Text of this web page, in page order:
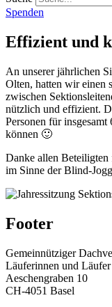
Spenden
Effizient und
An unserer jährlichen
Olten, hatten wir einen
zwischen
nützlich und effizient.
Personen für
können 🙂
Danke allen Beteiligten
im Sinne der Blind-
Footer
Gemeinnütziger
Läuferinnen und Läufer
Aeschengraben 10
CH-4051 Basel